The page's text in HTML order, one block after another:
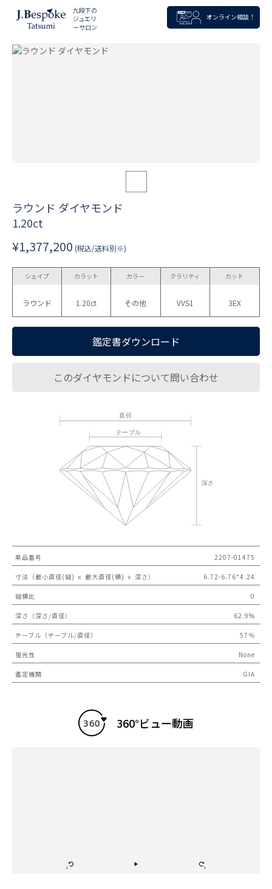
九段下の
ジュエリ
ーサロン
オンライン相談！
ラウンド ダイヤモンド
1.20ct
¥1,377,200 (税込/送料別※)
シェイプ
ラウンド
カラット
1.20ct
カラー
その他
クラリティ
VVS1
カット
3EX
鑑定書ダウンロード
このダイヤモンドについて問い合わせ
単品番号 2207-01475
寸法（最小直径(縦) ｘ 最大直径(横) ｘ 深さ） 6.72-6.76*4.24
縦横比 0
深さ（深さ/直径） 62.9%
テーブル（テーブル/直径） 57％
蛍光性 None
鑑定機関 GIA
360°ビュー動画